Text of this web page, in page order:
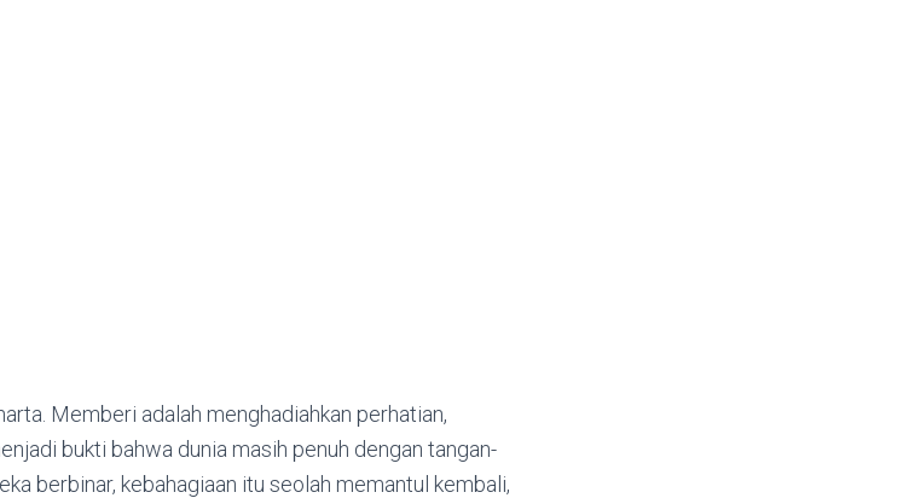
Memberi adalah menghadiahkan perhatian,
bukti bahwa dunia masih penuh dengan tangan-
berbinar, kebahagiaan itu seolah memantul kembali,